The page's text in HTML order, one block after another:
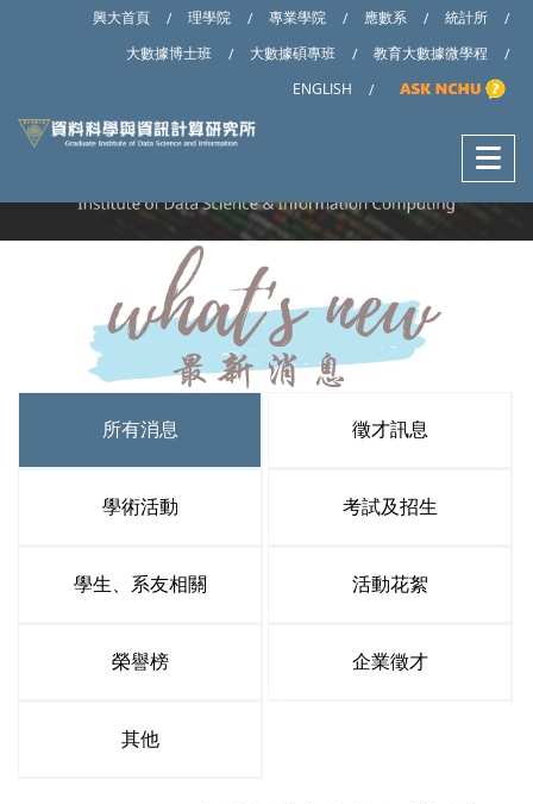
興大首頁 / 理學院 / 專業學院 / 應數系 / 統計所
/
大數據博士班
/ 大數據碩專班 / 教育大數據微學程
/
ENGLISH
/
所有消息 徵才訊息
學術活動 考試及招生
學生、系友相關 活動花絮
榮譽榜 企業徵才
其他